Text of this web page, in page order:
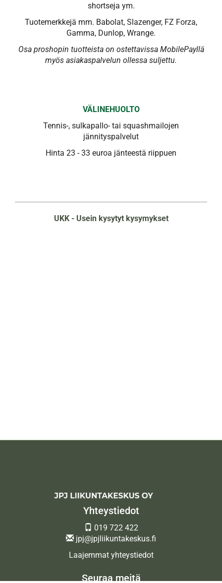
shortseja ym.
Tuotemerkkejä mm. Babolat, Slazenger, FZ Forza,
Gamma, Dunlop, Wrange.
Osa proshopin tuotteista on ostettavissa MobilePayllä
myös asiakaspalvelun ollessa suljettu.
VÄLINEHUOLTO
Tennis-, sulkapallo- tai squashmailojen
jännityspalvelut
Hinta 23 - 33 euroa jänteestä riippuen
UKK - Usein kysytyt kysymykset
Yhteystiedot
019 722 422
jpj@jpjliikuntakeskus.fi
Laajemmat yhteystiedot
Seuraa meitä